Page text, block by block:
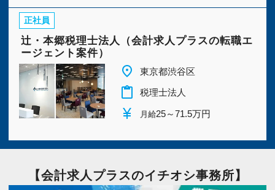
ファイナンシャルプランナー2級(2)
未経験OK(6) 経験者優遇(12)
完全週休２日(18) 子育て応援(11)
主婦・主夫歓迎(10) 駅から５分以内
ボーナスあり(12) 勤務時間調整可(12)
月間残業30時間以内(8) 急募(8)
正社員
辻・本郷税理士法人（会計求人プラスの転職エ
ージェント案件）
place 東京都渋谷区
content_paste 税理士法人
currency_yen 月給25～71.5万円
【会計求人プラスのイチオシ事務所】